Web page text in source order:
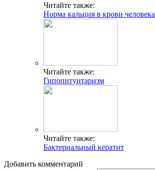
Читайте также:
Норма кальция в крови человека
Читайте также:
Гипопитуитаризм
Читайте также:
Бактериальный кератит
Добавить комментарий